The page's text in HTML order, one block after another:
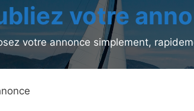
votre
votre annonce simplement,